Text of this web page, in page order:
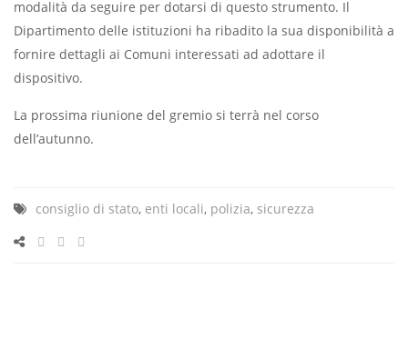
modalità da seguire per dotarsi di questo strumento. Il
Dipartimento delle istituzioni ha ribadito la sua disponibilità a
fornire dettagli ai Comuni interessati ad adottare il
dispositivo.
La prossima riunione del gremio si terrà nel corso
dell’autunno.
consiglio di stato, enti locali, polizia, sicurezza